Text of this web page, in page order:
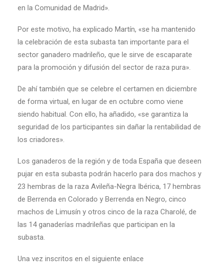
en la Comunidad de Madrid».
Por este motivo, ha explicado Martín, «se ha mantenido
la celebración de esta subasta tan importante para el
sector ganadero madrileño, que le sirve de escaparate
para la promoción y difusión del sector de raza pura».
De ahí también que se celebre el certamen en diciembre
de forma virtual, en lugar de en octubre como viene
siendo habitual. Con ello, ha añadido, «se garantiza la
seguridad de los participantes sin dañar la rentabilidad de
los criadores».
Los ganaderos de la región y de toda España que deseen
pujar en esta subasta podrán hacerlo para dos machos y
23 hembras de la raza Avileña-Negra Ibérica, 17 hembras
de Berrenda en Colorado y Berrenda en Negro, cinco
machos de Limusín y otros cinco de la raza Charolé, de
las 14 ganaderías madrileñas que participan en la
subasta.
Una vez inscritos en el siguiente enlace